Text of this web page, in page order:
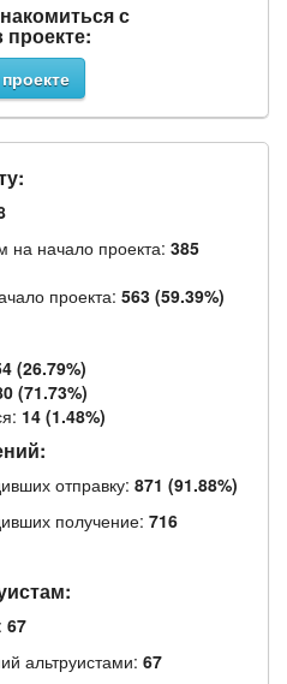
с
начало проекта: 385
проекта: 563 (59.39%)
(26.79%)
(71.73%)
14 (1.48%)
отправку: 871 (91.88%)
получение: 716
67
альтруистами: 67